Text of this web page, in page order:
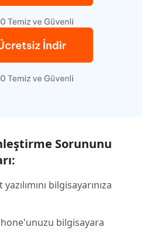
Sorununu
bilgisayarınıza
bilgisayara